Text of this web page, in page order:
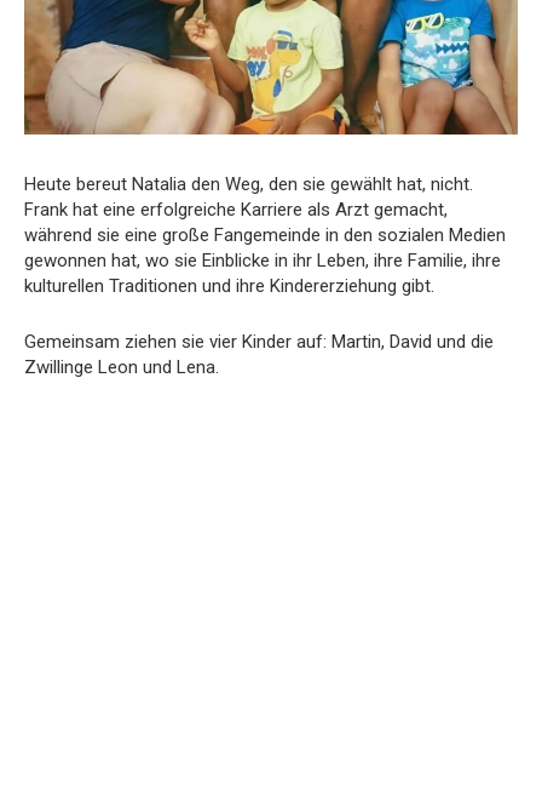
Heute bereut Natalia den Weg, den sie gewählt hat, nicht.
Frank hat eine erfolgreiche Karriere als Arzt gemacht,
während sie eine große Fangemeinde in den sozialen Medien
gewonnen hat, wo sie Einblicke in ihr Leben, ihre Familie, ihre
kulturellen Traditionen und ihre Kindererziehung gibt.
Gemeinsam ziehen sie vier Kinder auf: Martin, David und die
Zwillinge Leon und Lena.